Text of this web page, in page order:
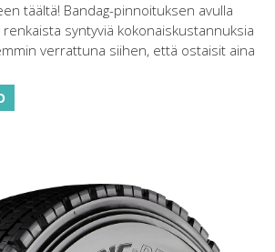
täältä! Bandag-pinnoituksen avulla
syntyviä kokonaiskustannuksia
verrattuna siihen, että ostaisit aina